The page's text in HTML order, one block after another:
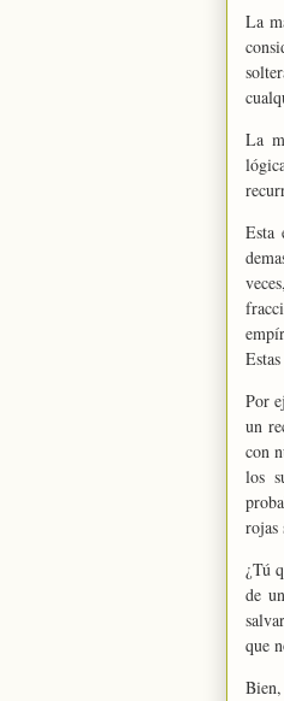
La
La
Esta
Por
un
con
los
rojas
¿Tú
de
que
Bien,